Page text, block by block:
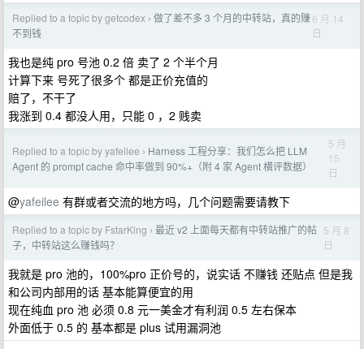
Replied to a topic by getcodex › 做了差不多 3 个月的中转站，真的赚
不到钱
6 月 14
日
我也是纯 pro 号池 0.2 倍 卖了 2 个半个月
计算下来 号死了很多个 都是正价充值的
赔了，不干了
我涨到 0.4 都没人用，只能 0 ，2 贱卖
Replied to a topic by yafeilee › Harness 工程分享：我们怎么把 LLM
Agent 的 prompt cache 命中率做到 90%+（附 4 家 Agent 横评数据）
5 月
15
日
@yafeilee 有群或者交流的地方吗，几个问题需要请教下
Replied to a topic by FstarKing › 最近 v2 上面每天都有中转站推广的帖
子，中转站这么赚钱吗？
5 月 8
日
我就是 pro 池的，100%pro 正价号的，说实话 不赚钱 还贴点 但是我
和公司内部用的话 基本能算便宜的用
现在纯血 pro 池 必须 0.8 元一美金才有利润 0.5 左右保本
外面低于 0.5 的 基本都是 plus 试用漏洞池